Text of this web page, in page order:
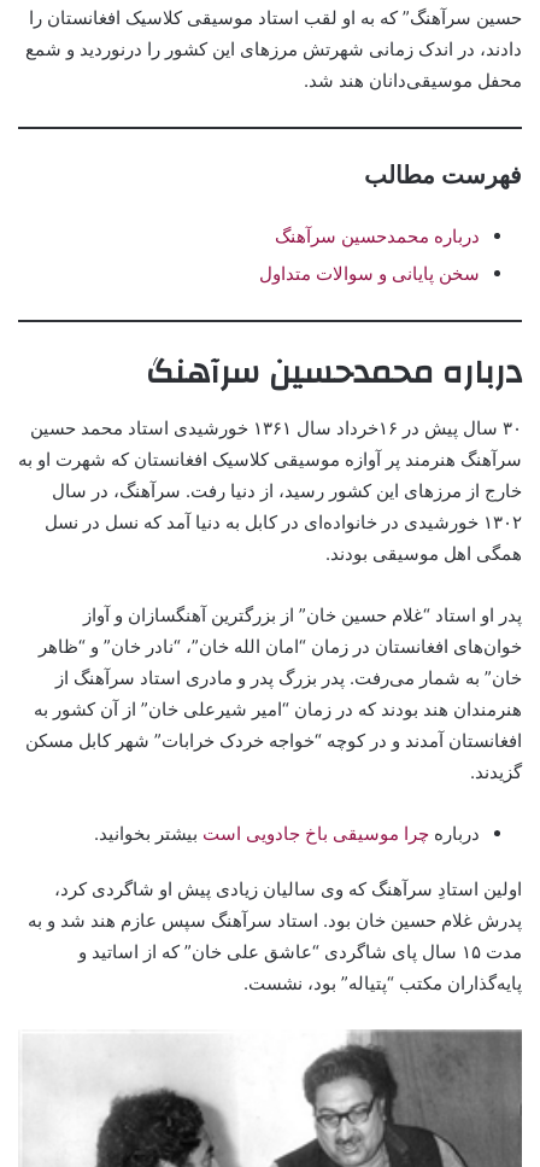
حسین سرآهنگ” که به او لقب استاد موسیقی کلاسیک افغانستان را
دادند، در اندک زمانی شهرتش مرزهای این کشور را درنوردید و شمع
محفل موسیقی‌دانان هند شد.
فهرست مطالب
درباره محمدحسین سرآهنگ
سخن پایانی و سوالات متداول
درباره محمدحسین سرآهنگ
۳۰ سال پیش در ۱۶خرداد سال ۱۳۶۱ خورشیدی استاد محمد حسین
سرآهنگ هنرمند پر آوازه موسیقی کلاسیک افغانستان که شهرت او به
خارج از مرزهای این کشور رسید، از دنیا رفت. سرآهنگ، در سال
۱۳۰۲ خورشیدی در خانواده‌ای در کابل به دنیا آمد که نسل در نسل
همگی اهل موسیقی بودند.
پدر او استاد “غلام حسین خان” از بزرگترین آهنگسازان و آواز
خوان‌های افغانستان در زمان “امان الله خان”، “نادر خان” و “ظاهر
خان” به شمار می‌رفت. پدر بزرگ پدر و مادری استاد سرآهنگ از
هنرمندان هند بودند که در زمان “امیر شیرعلی خان” از آن کشور به
افغانستان آمدند و در کوچه “خواجه خردک خرابات” شهر کابل مسکن
گزیدند.
درباره چرا موسیقی باخ جادویی است بیشتر بخوانید.
اولین استادِ سرآهنگ که وی سالیان زیادی پیش او شاگردی کرد،
پدرش غلام حسین خان بود. استاد سرآهنگ سپس عازم هند شد و به
مدت ۱۵ سال پای شاگردی “عاشق علی خان” که از اساتید و
پایه‌گذاران مکتب “پتیاله” بود، نشست.